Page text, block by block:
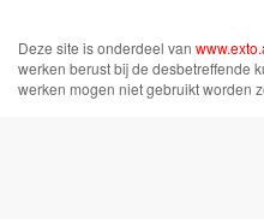
Deze site is onderdeel van
werken berust bij de desbetreffende
werken mogen niet gebruikt worden